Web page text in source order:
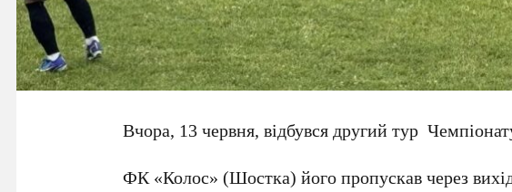
Вчора, 13 червня, відбувся другий тур
ФК «Колос» (Шостка) його пропускав через